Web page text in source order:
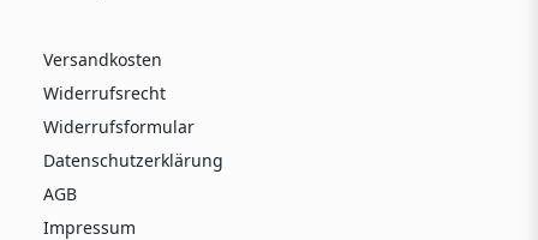
Versandkosten
Widerrufsrecht
Widerrufsformular
Datenschutzerklärung
AGB
Impressum